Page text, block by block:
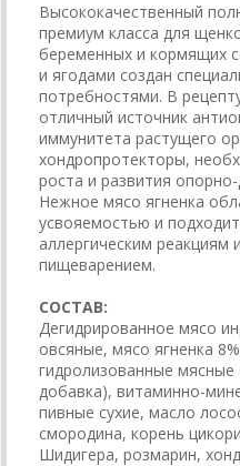
Высококачественный
премиум класса для
беременных и кормящих
и ягодами создан
потребностями. В
отличный источник
иммунитета растущего
хондропротекторы,
роста и развития
Нежное мясо ягненка
усвояемостью и
аллергическим реакциям
пищеварением.
СОСТАВ:
Дегидрированное мясо
овсяные, мясо ягненка
гидролизованные мясные
добавка), витаминно-
пивные сухие, масло
смородина, корень
Шидигера, розмарин,